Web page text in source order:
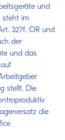
und
steht im
327f. OR und
der
und das
stellt. Die
die